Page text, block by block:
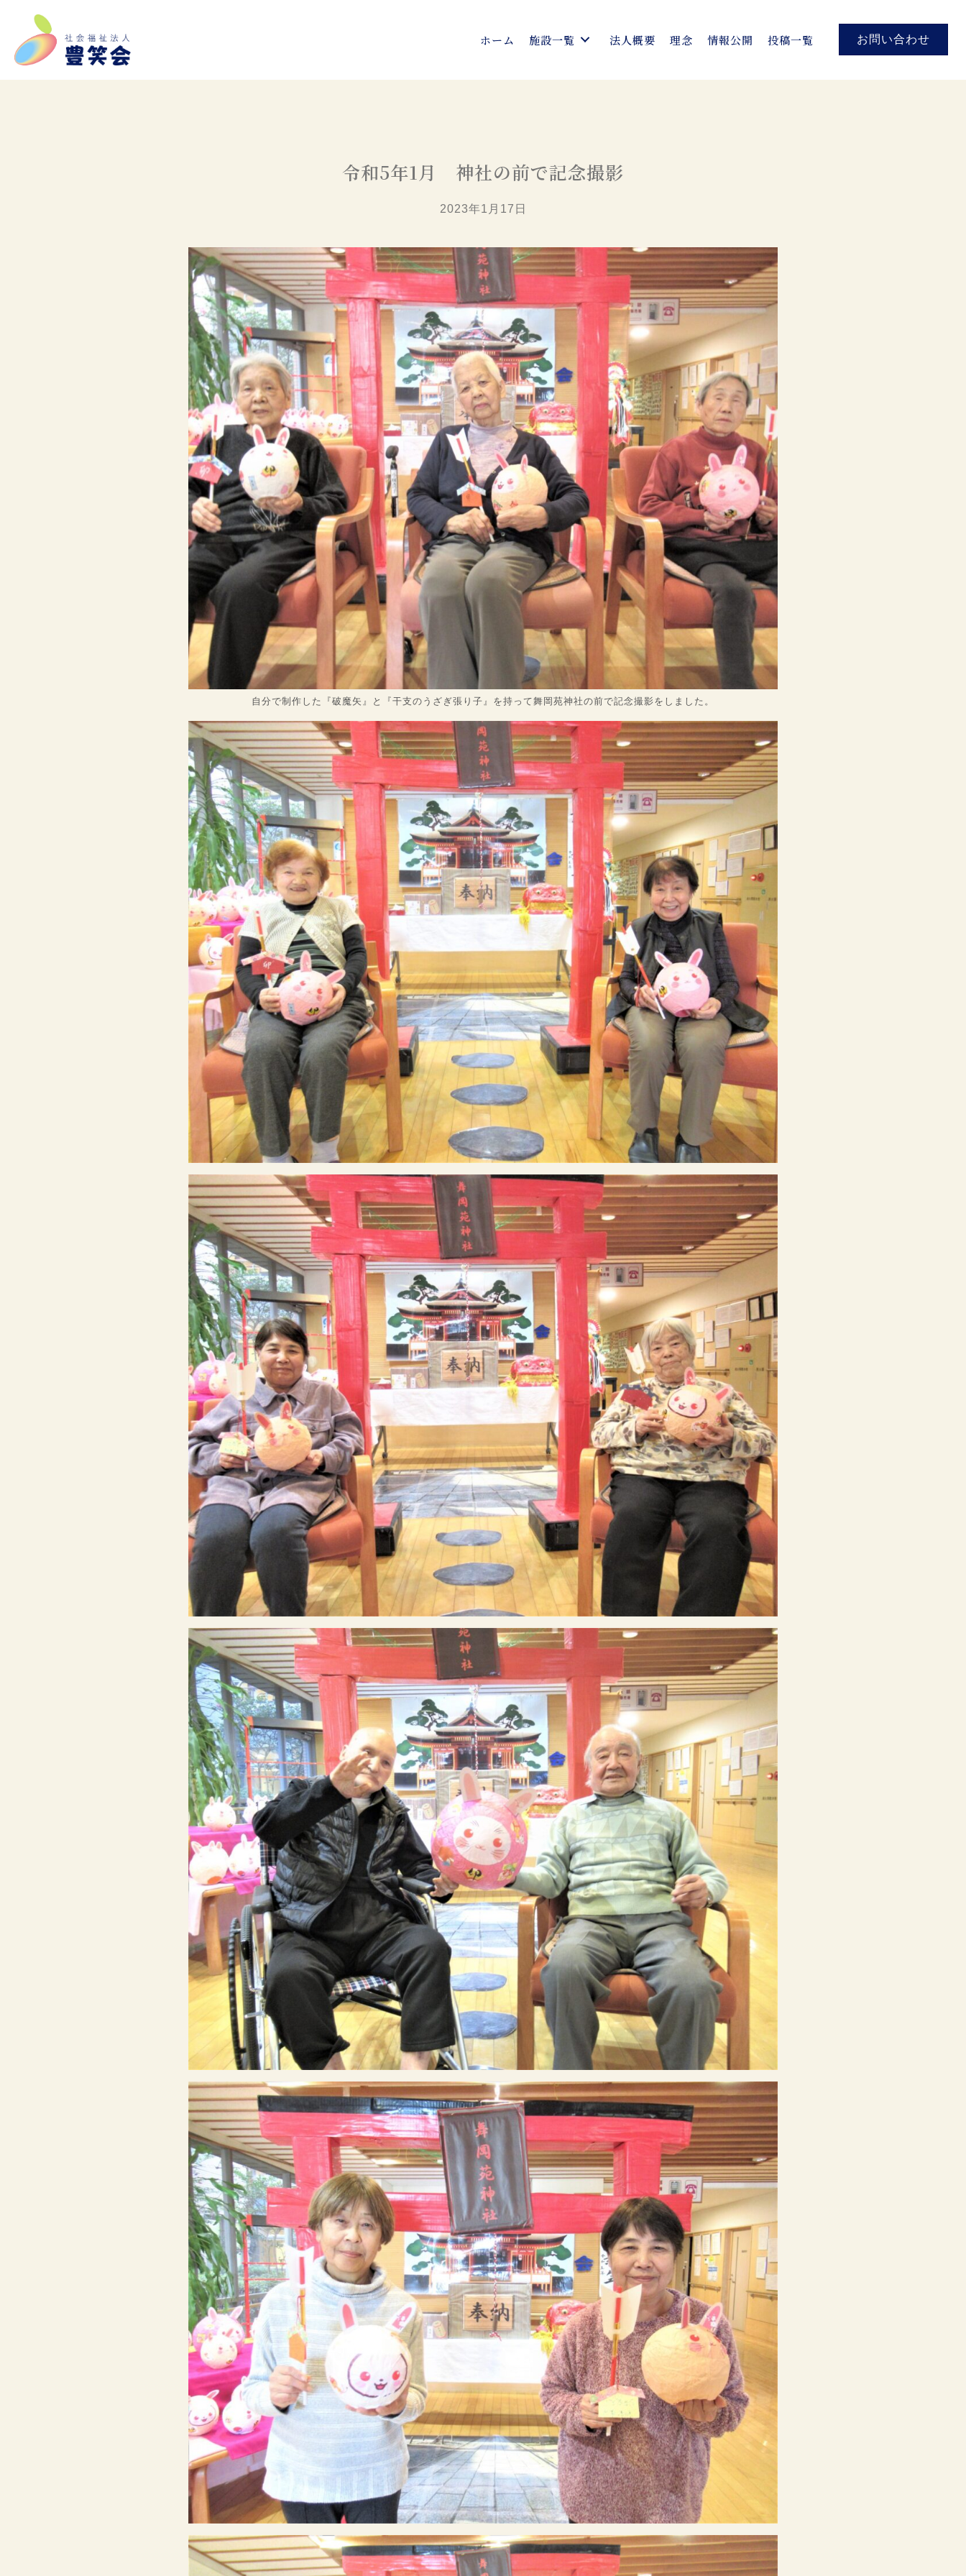
ホーム 施設一覧 法人概要 理念 情報公開 投稿一覧 お問い合わせ
令和5年1月 神社の前で記念撮影
2023年1月17日
自分で制作した『破魔矢』と『干支のうざぎ張り子』を持って舞岡苑神社の前で記念撮影をしました。